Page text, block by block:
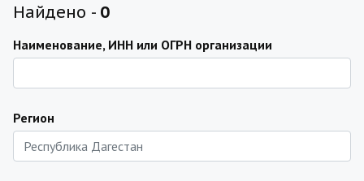
Найдено - 0
Наименование, ИНН или ОГРН организации
Регион